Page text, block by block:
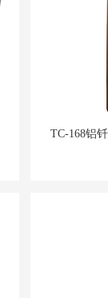
TC-168铝